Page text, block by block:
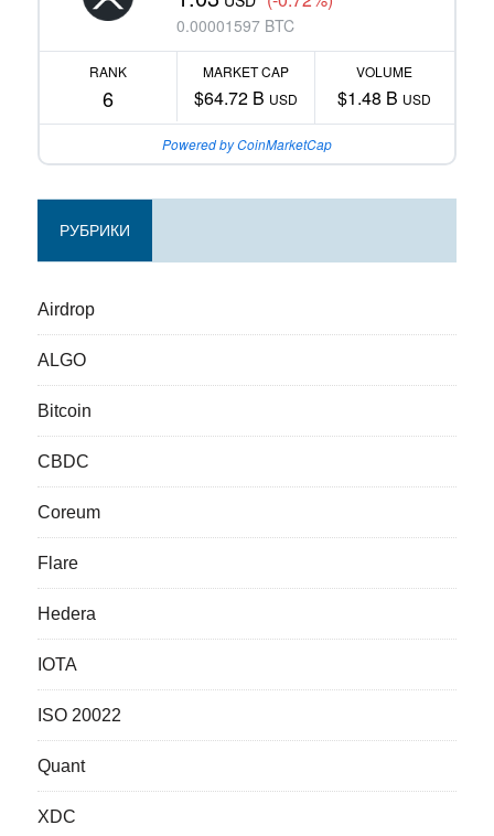
0.00001597 BTC
RANK
6
MARKET CAP
$64.72 B USD
VOLUME
$1.48 B USD
Powered by CoinMarketCap
РУБРИКИ
Airdrop
ALGO
Bitcoin
CBDC
Coreum
Flare
Hedera
IOTA
ISO 20022
Quant
XDC